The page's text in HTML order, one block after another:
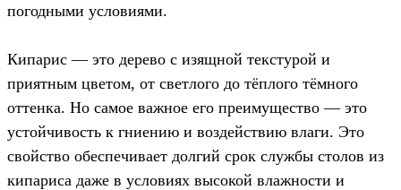
погодными условиями.
Кипарис — это дерево с изящной текстурой и
приятным цветом, от светлого до тёплого тёмного
оттенка. Но самое важное его преимущество — это
устойчивость к гниению и воздействию влаги. Это
свойство обеспечивает долгий срок службы столов из
кипариса даже в условиях высокой влажности и